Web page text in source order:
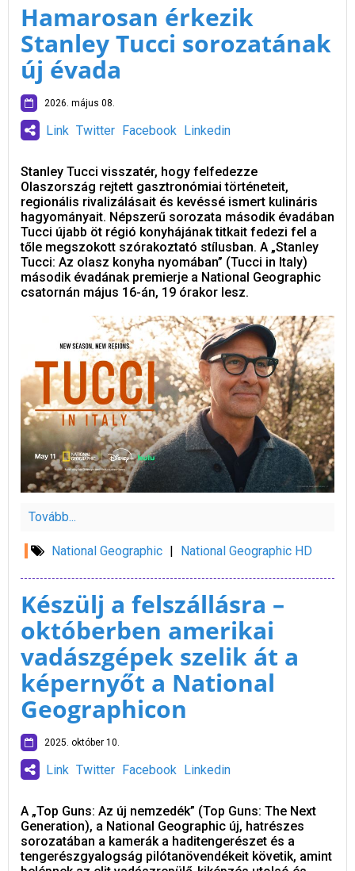
Hamarosan érkezik
Stanley Tucci sorozatának
új évada
2026. május 08.
Link Twitter Facebook Linkedin
Stanley Tucci visszatér, hogy felfedezze
Olaszország rejtett gasztronómiai történeteit,
regionális rivalizálásait és kevéssé ismert kulináris
hagyományait. Népszerű sorozata második évadában
Tucci újabb öt régió konyhájának titkait fedezi fel a
tőle megszokott szórakoztató stílusban. A „Stanley
Tucci: Az olasz konyha nyomában” (Tucci in Italy)
második évadának premierje a National Geographic
csatornán május 16-án, 19 órakor lesz.
Tovább...
National Geographic | National Geographic HD
Készülj a felszállásra –
októberben amerikai
vadászgépek szelik át a
képernyőt a National
Geographicon
2025. október 10.
Link Twitter Facebook Linkedin
A „Top Guns: Az új nemzedék” (Top Guns: The Next
Generation), a National Geographic új, hatrészes
sorozatában a kamerák a haditengerészet és a
tengerészgyalogság pilótanövendékeit követik, amint